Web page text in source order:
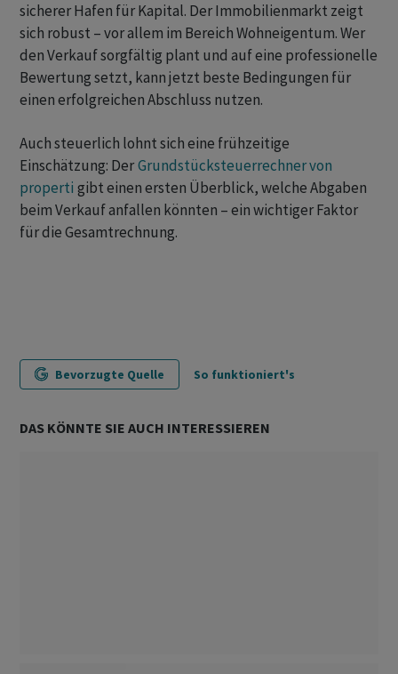
sicherer Hafen für Kapital. Der Immobilienmarkt zeigt
sich robust – vor allem im Bereich Wohneigentum. Wer
den Verkauf sorgfältig plant und auf eine professionelle
Bewertung setzt, kann jetzt beste Bedingungen für
einen erfolgreichen Abschluss nutzen.
Auch steuerlich lohnt sich eine frühzeitige
Einschätzung: DerGrundstücksteuerrechner von
properti gibt einen ersten Überblick, welche Abgaben
beim Verkauf anfallen könnten – ein wichtiger Faktor
für die Gesamtrechnung.
Bevorzugte Quelle So funktioniert's
DAS KÖNNTE SIE AUCH INTERESSIEREN